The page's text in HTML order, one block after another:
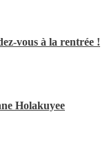
vous à la rentrée !
Holakuyee